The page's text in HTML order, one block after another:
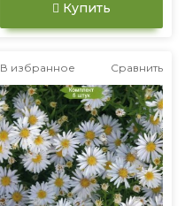
Купить
В избранное Сравнить